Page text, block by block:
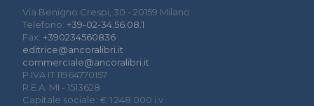
Via Benigno Crespi, 30 - 20159 Milano
Telefono: +39-02-34.56.08.1
Fax: +390234560836
editrice@ancoralibri.it
commerciale@ancoralibri.it
P.IVA IT 11964770157
R.E.A. MI - 1513628
Capitale sociale: € 1.248.000 i.v.